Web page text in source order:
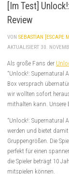
[Im Test]
Review
VON SEBASTIAN [ESCAPE
AKTUALISIERT 30.
Als große Fans der
“Unlock!: Supernatural
Box versprach
wir wollten sofort
mithalten kann.
“Unlock!: Supernatural
werden und bietet damit
Gruppengrößen. Die
perfekt für einen
die Spieler beträgt 10
mitspielen können.